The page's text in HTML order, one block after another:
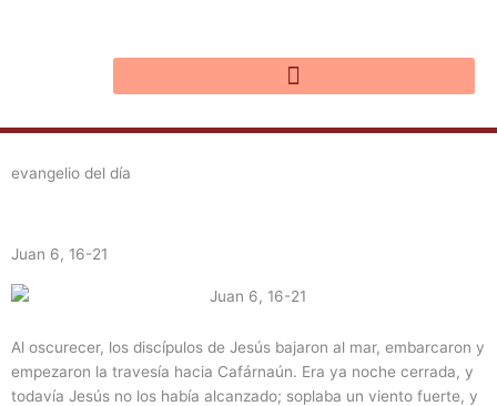
evangelio del día
Juan 6, 16-21
Al oscurecer, los discípulos de Jesús bajaron al mar, embarcaron y
empezaron la travesía hacia Cafárnaún. Era ya noche cerrada, y
todavía Jesús no los había alcanzado; soplaba un viento fuerte, y